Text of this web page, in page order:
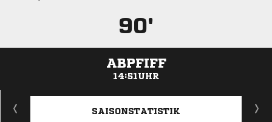
90'
ABPFIFF
14:51UHR
ANZEIGE
SAISONSTATISTIK